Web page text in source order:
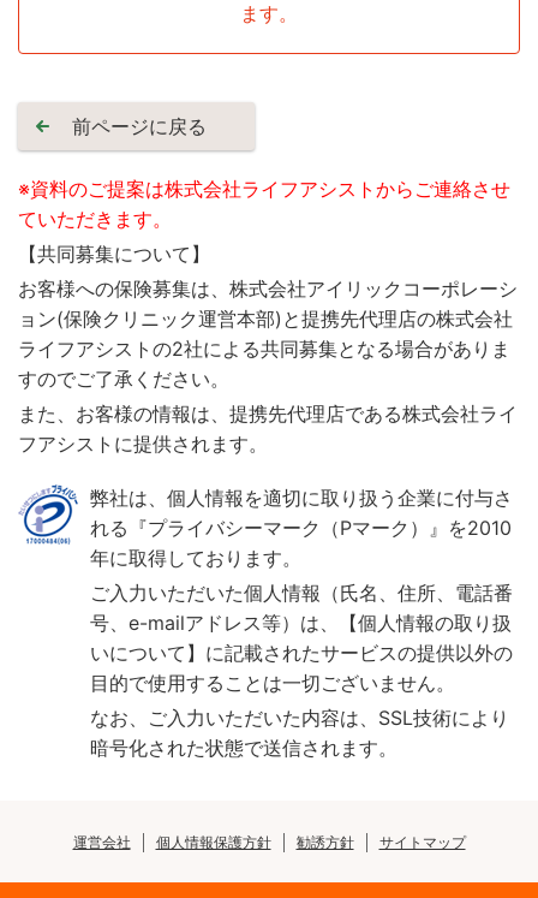
ます。
前ページに戻る
※資料のご提案は株式会社ライフアシストからご連絡させ
ていただきます。
【共同募集について】
お客様への保険募集は、株式会社アイリックコーポレーシ
ョン(保険クリニック運営本部)と提携先代理店の株式会社
ライフアシストの2社による共同募集となる場合がありま
すのでご了承ください。
また、お客様の情報は、提携先代理店である株式会社ライ
フアシストに提供されます。
弊社は、個人情報を適切に取り扱う企業に付与さ
れる『プライバシーマーク（Pマーク）』を2010
年に取得しております。
ご入力いただいた個人情報（氏名、住所、電話番
号、e-mailアドレス等）は、【個人情報の取り扱
いについて】に記載されたサービスの提供以外の
目的で使用することは一切ございません。
なお、ご入力いただいた内容は、SSL技術により
暗号化された状態で送信されます。
運営会社 個人情報保護方針 勧誘方針 サイトマップ